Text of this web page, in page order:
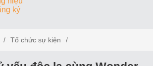
ký
Tổ chức sự kiện
cùng Wonder Media